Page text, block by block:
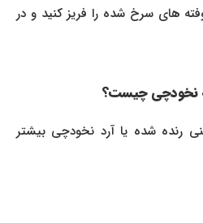
های سرخ شده را فریز کنید و در
نخودچی چیست؟
شده یا آرد نخودچی بیشتر